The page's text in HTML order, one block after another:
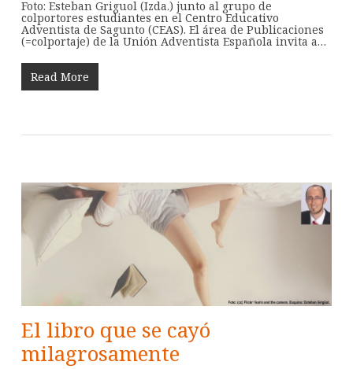
Foto: Esteban Griguol (Izda.) junto al grupo de
colportores estudiantes en el Centro Educativo
Adventista de Sagunto (CEAS). El área de Publicaciones
(=colportaje) de la Unión Adventista Española invita a…
Read More
El libro que se cayó
milagrosamente